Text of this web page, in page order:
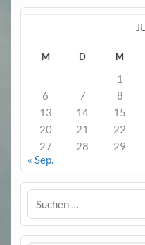
M D M
1
6
7 8
13
14 15
20
21 22
27
28 29
« Sep.